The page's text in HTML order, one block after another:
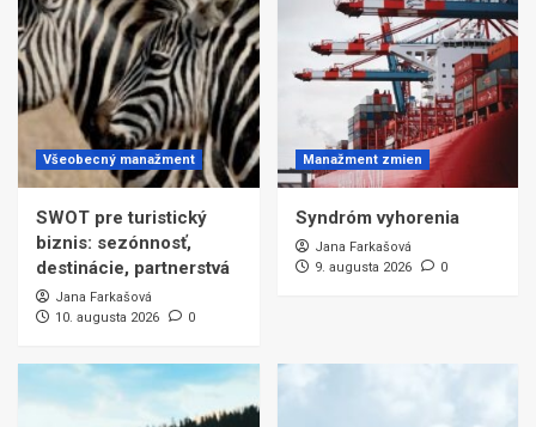
Všeobecný manažment
SWOT pre turistický
biznis: sezónnosť,
destinácie, partnerstvá
Jana Farkašová
10. augusta 2026
0
Manažment zmien
Syndróm vyhorenia
Jana Farkašová
9. augusta 2026
0